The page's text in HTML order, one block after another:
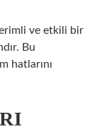
ve etkili bir
Bu
hatlarını